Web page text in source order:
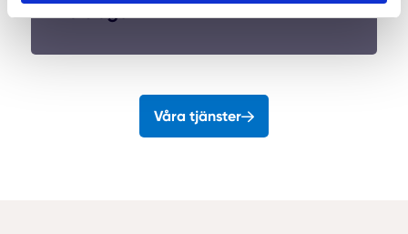
Plåtslageri
Våra tjänster